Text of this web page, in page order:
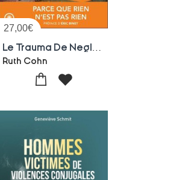
27,00€
Ruth Cohn